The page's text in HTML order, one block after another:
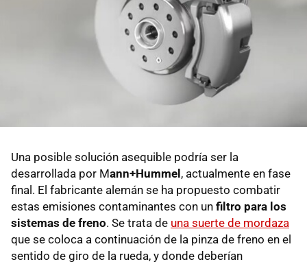
Una posible solución asequible podría ser la
desarrollada por Mann+Hummel , actualmente en fase
final. El fabricante alemán se ha propuesto combatir
estas emisiones contaminantes con un filtro para los
sistemas de freno. Se trata de una suerte de mordaza
que se coloca a continuación de la pinza de freno en el
sentido de giro de la rueda, y donde deberían